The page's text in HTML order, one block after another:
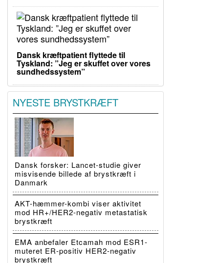
Dansk kræftpatient flyttede til
Tyskland: ”Jeg er skuffet over vores
sundhedssystem”
NYESTE BRYSTKRÆFT
Dansk forsker: Lancet-studie giver
misvisende billede af brystkræft i
Danmark
AKT-hæmmer-kombi viser aktivitet
mod HR+/HER2-negativ metastatisk
brystkræft
EMA anbefaler Etcamah mod ESR1-
muteret ER-positiv HER2-negativ
brystkræft